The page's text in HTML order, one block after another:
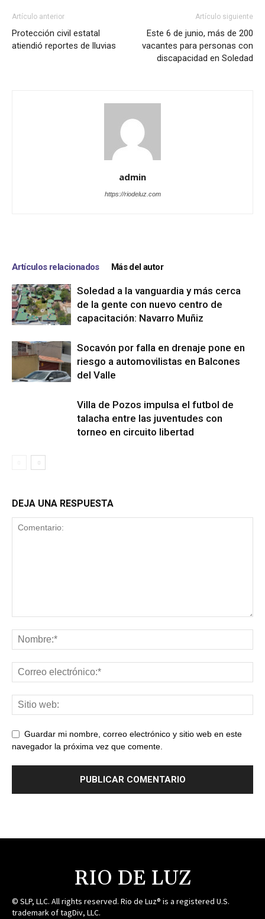
Artículo anterior
Protección civil estatal
atiendió reportes de lluvias
Artículo siguiente
Este 6 de junio, más de 200
vacantes para personas con
discapacidad en Soledad
admin
https://riodeluz.com
Artículos relacionados Más del autor
Soledad a la vanguardia y más cerca
de la gente con nuevo centro de
capacitación: Navarro Muñiz
Socavón por falla en drenaje pone en
riesgo a automovilistas en Balcones
del Valle
Villa de Pozos impulsa el futbol de
talacha entre las juventudes con
torneo en circuito libertad
DEJA UNA RESPUESTA
Guardar mi nombre, correo electrónico y sitio web en este
navegador la próxima vez que comente.
RIO DE LUZ
© SLP, LLC. All rights reserved. Rio de Luz® is a registered U.S.
trademark of tagDiv, LLC.